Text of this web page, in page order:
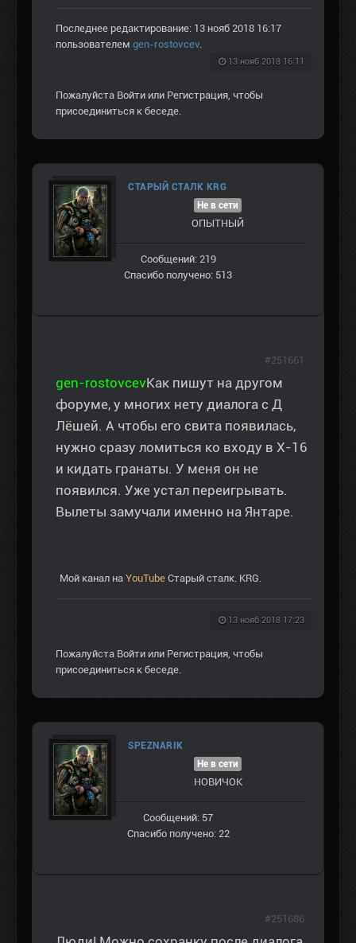
Последнее редактирование: 13 нояб 2018 16:17
пользователем gen-rostovcev.
13 нояб 2018 16:11
Пожалуйста Войти или Регистрация, чтобы
присоединиться к беседе.
СТАРЫЙ СТАЛК KRG
Не в сети
ОПЫТНЫЙ
Сообщений: 219
Спасибо получено: 513
gen-rostovcevКак пишут на другом
форуме, у многих нету диалога с Д
Лёшей. А чтобы его свита появилась,
нужно сразу ломиться ко входу в Х-16
и кидать гранаты. У меня он не
появился. Уже устал переигрывать.
Вылеты замучали именно на Янтаре.
Мой канал на YouTube Старый сталк. KRG.
13 нояб 2018 17:23
#251661
Пожалуйста Войти или Регистрация, чтобы
присоединиться к беседе.
SPEZNARIK
Не в сети
НОВИЧОК
Сообщений: 57
Спасибо получено: 22
#251686